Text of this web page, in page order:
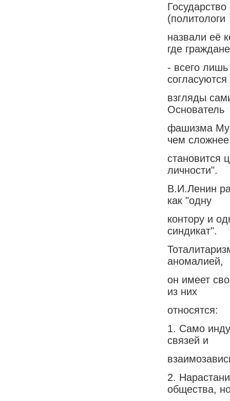
(политологи
назвали её
где граждане
- всего
согласуются
взгляды
Основатель
фашизма
чем сложнее
становится
личности".
В.И.Ленин
как "одну
контору и
синдикат".
аномалией,
он имеет
из них
относятся:
1. Само
связей и
2.
общества,